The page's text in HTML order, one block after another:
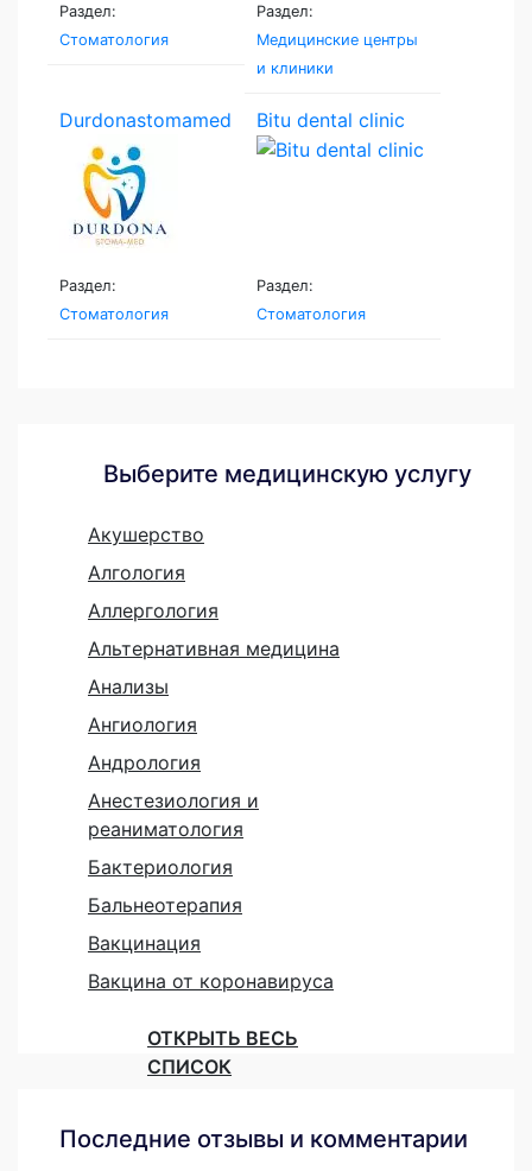
Раздел:
Стоматология
Раздел:
Медицинские центры
и клиники
Durdonastomamed
Раздел:
Стоматология
Bitu dental clinic
Раздел:
Стоматология
Выберите медицинскую услугу
Акушерство
Алгология
Аллергология
Альтернативная медицина
Анализы
Ангиология
Андрология
Анестезиология и
реаниматология
Бактериология
Бальнеотерапия
Вакцинация
Вакцина от коронавируса
ОТКРЫТЬ ВЕСЬ
СПИСОК
Последние отзывы и комментарии